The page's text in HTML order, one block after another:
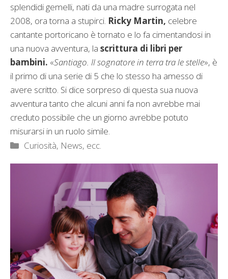
splendidi gemelli, nati da una madre surrogata nel
2008, ora torna a stupirci. Ricky Martin, celebre
cantante portoricano è tornato e lo fa cimentandosi in
una nuova avventura, la scrittura di libri per
bambini. «Santiago. Il sognatore in terra tra le stelle», è
il primo di una serie di 5 che lo stesso ha amesso di
avere scritto. Si dice sorpreso di questa sua nuova
avventura tanto che alcuni anni fa non avrebbe mai
creduto possibile che un giorno avrebbe potuto
misurarsi in un ruolo simile.
Categorie
Curiosità, News, ecc.